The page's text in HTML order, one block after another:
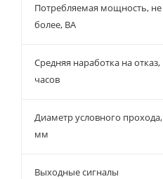
Потребляемая мощность, не
более, ВА
Средняя наработка на отказ,
часов
Диаметр условного прохода,
мм
Выходные сигналы